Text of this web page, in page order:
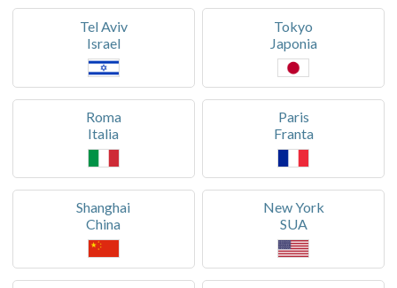
Tel Aviv
Israel
Tokyo
Japonia
Roma
Italia
Paris
Franta
Shanghai
China
New York
SUA